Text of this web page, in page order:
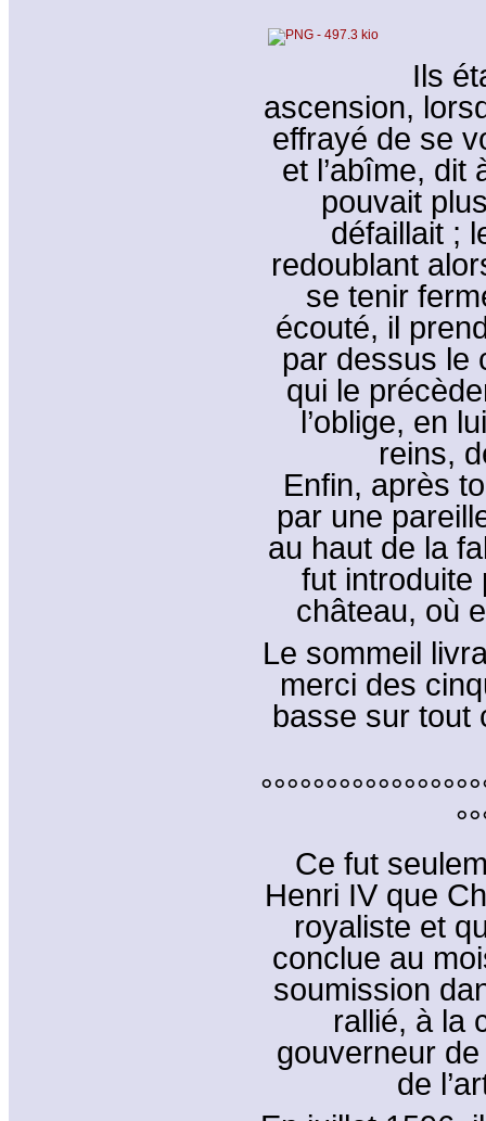
Ils
ascension,
effrayé de se
et l’abîme, dit
pouvait
défaillait ;
redoublant
se tenir
écouté, il
par dessus le
qui le
l’oblige, en
reins,
Enfin, après
par une
au haut de la
fut introduite
château, où
Le sommeil
merci des
basse sur tout
Ce fut
Henri IV que
royaliste et
conclue au
soumission
rallié, à la
gouverneur
de